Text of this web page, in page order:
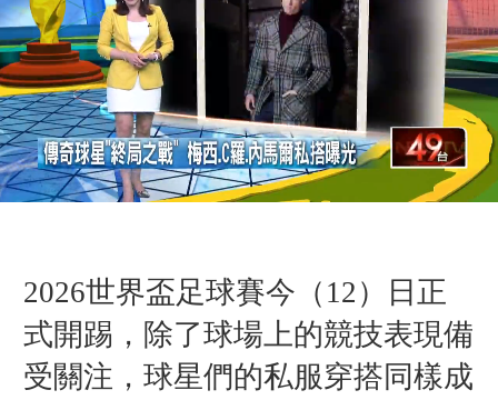
2026世界盃足球賽今（12）日正
式開踢，除了球場上的競技表現備
受關注，球星們的私服穿搭同樣成